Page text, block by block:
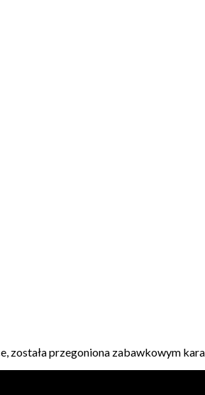
została przegoniona zabawkowym